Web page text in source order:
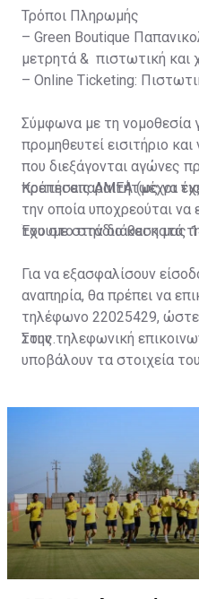
Τρόποι Πληρωμής
– Green Boutique
μετρητά & πιστωτική και
– Online Ticketing:
Σύμφωνα με τη νομοθεσία
προμηθευτεί εισιτήριο
που διεξάγονται αγώνες
πρέπει απαραιτήτως να
την οποία υποχρεούται να
του στο στάδιο και κατά
Κρατήσεις ΑΜΕΑ (μέχρι
Έχουμε στην διάθεση μας
Για να εξασφαλίσουν
αναπηρία, θα πρέπει να
τηλέφωνο 22025429,
τους.
Στην τηλεφωνική
υποβάλουν τα στοιχεία